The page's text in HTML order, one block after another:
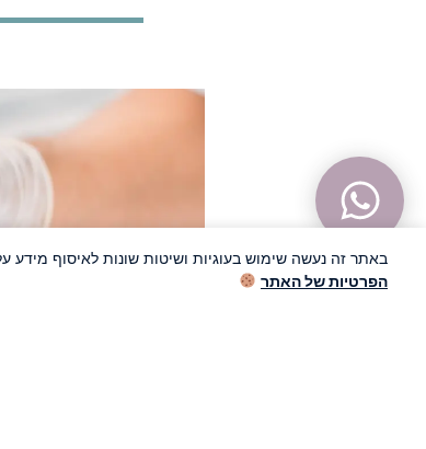
באתר זה נעשה שימוש בעוגיות ושיטות שונות לאיסוף
הפרטיות של האתר